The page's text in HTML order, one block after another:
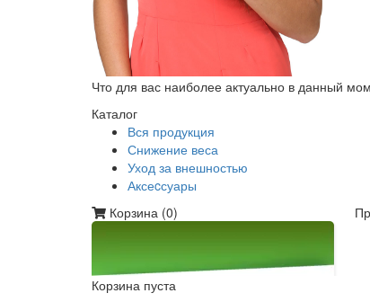
Что для вас наиболее актуально в данный
Каталог
Вся продукция
Снижение веса
Уход за внешностью
Аксеcсуары
Корзина (0)
Корзина пуста